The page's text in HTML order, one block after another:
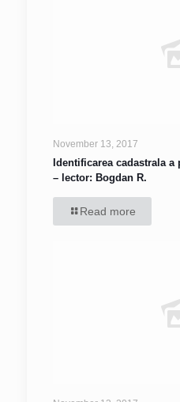
November 13, 2017
Identificarea cadastrala
– lector: Bogdan R.
Read more